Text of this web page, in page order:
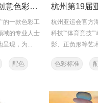
如何应用RAL色彩体系实现创意色彩设计
的一款色彩工
域的专业人士
呈现，为...
配色
杭州亚运会官方
科技”“体育竞技
影、正负形等艺
色彩标准